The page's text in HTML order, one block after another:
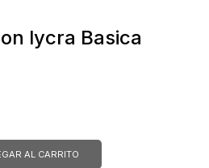
lycra Basica
AL CARRITO